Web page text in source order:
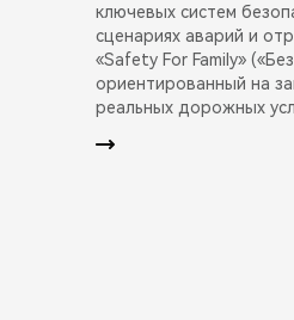
ключевых систем
сценариях аварий и
«Safety For Family»
ориентированный на
реальных дорожных